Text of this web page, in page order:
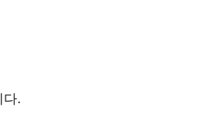
다.